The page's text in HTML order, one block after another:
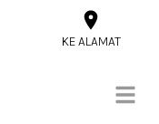
KE ALAMAT